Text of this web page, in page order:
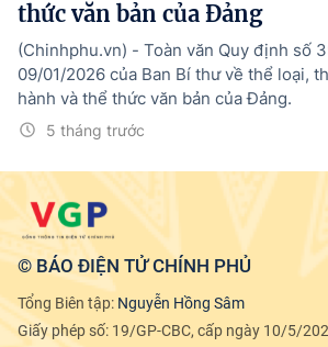
Theo dõi báo trên:
Bản quyền thuộc Báo Điện tử Chính phủ - Cổng
phủ.
Ghi rõ nguồn "Báo Điện tử Chính phủ", "Cổng
hoặc www.baochinhphu.vn, www.chinhphu.vn khi
từ các nguồn này.
thức văn bản của Đảng
5 tháng trước
(Chinhphu.vn) - Toàn văn Quy định số
09/01/2026 của Ban Bí thư về thể loại,
hành và thể thức văn bản của Đảng.
© BÁO ĐIỆN TỬ CHÍNH PHỦ
Tổng Biên tập: Nguyễn Hồng Sâm
Giấy phép số: 19/GP-CBC, cấp ngày 10/5/